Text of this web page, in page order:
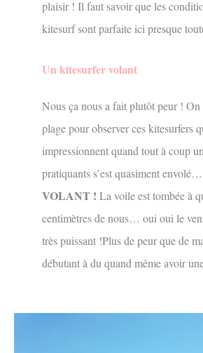
plaisir ! Il faut savoir que les
kitesurf sont parfaite ici presque
Un kitesurfer volant
Nous ça nous a fait plutôt peur ! On
plage pour observer ces kitesurfers
impressionnent quand tout à coup
pratiquants s’est quasiment envolé…
VOLANT ! La voile est tombée à
centimètres de nous… oui oui le
très puissant !Plus de peur que de
débutant à du quand même avoir